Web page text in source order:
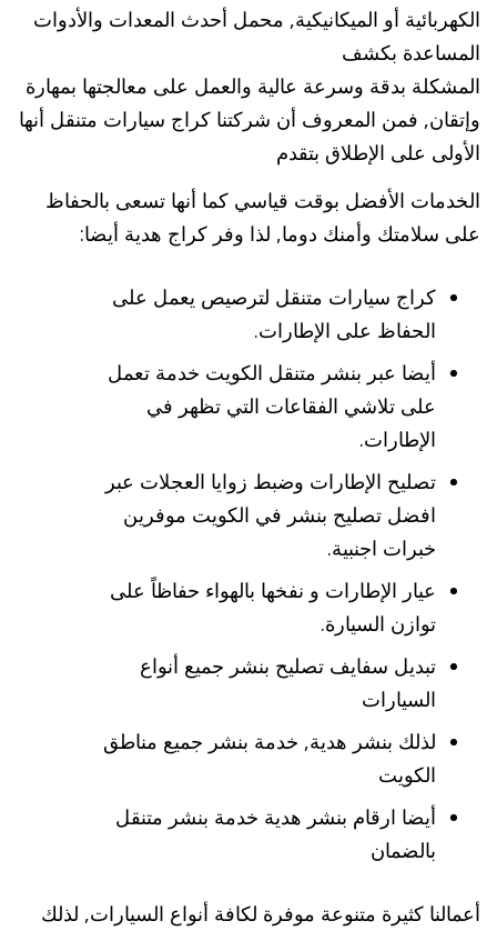
الكهربائية أو الميكانيكية, محمل أحدث المعدات والأدوات
المساعدة بكشف
المشكلة بدقة وسرعة عالية والعمل على معالجتها بمهارة
وإتقان, فمن المعروف أن شركتنا كراج سيارات متنقل أنها
الأولى على الإطلاق بتقدم
الخدمات الأفضل بوقت قياسي كما أنها تسعى بالحفاظ
على سلامتك وأمنك دوما, لذا وفر كراج هدية أيضا:
كراج سيارات متنقل لترصيص يعمل على
الحفاظ على الإطارات.
أيضا عبر بنشر متنقل الكويت خدمة تعمل
على تلاشي الفقاعات التي تظهر في
الإطارات.
تصليح الإطارات وضبط زوايا العجلات عبر
افضل تصليح بنشر في الكويت موفرين
خبرات اجنبية.
عيار الإطارات و نفخها بالهواء حفاظاً على
توازن السيارة.
تبديل سفايف تصليح بنشر جميع أنواع
السيارات
لذلك بنشر هدية, خدمة بنشر جميع مناطق
الكويت
أيضا ارقام بنشر هدية خدمة بنشر متنقل
بالضمان
أعمالنا كثيرة متنوعة موفرة لكافة أنواع السيارات, لذلك